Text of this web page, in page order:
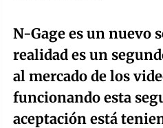
N-Gage es un nuevo
realidad es un
al mercado de los
funcionando esta
aceptación está